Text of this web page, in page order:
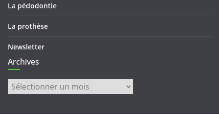
La pédodontie
La prothèse
Newsletter
Archives
Archives